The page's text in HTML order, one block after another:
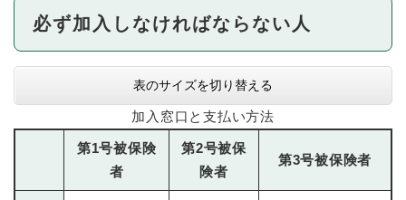
必ず加入しなければならない人
表のサイズを切り替える
加入窓口と支払い方法
第1号被保険
者
第2号被保
険者
第3号被保険者